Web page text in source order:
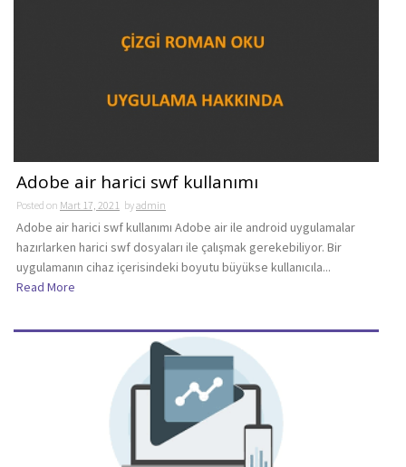
Adobe air harici swf kullanımı
Posted on Mart 17, 2021 byadmin
Adobe air harici swf kullanımı Adobe air ile android uygulamalar
hazırlarken harici swf dosyaları ile çalışmak gerekebiliyor. Bir
uygulamanın cihaz içerisindeki boyutu büyükse kullanıcıla...
Read More